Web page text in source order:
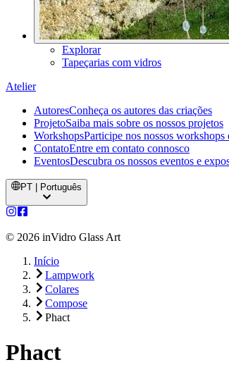
Explorar
Tapeçarias com vidros
Atelier
AutoresConheça os autores das criações
ProjetoSaiba mais sobre os nossos projetos
WorkshopsParticipe nos nossos workshops
ContatoEntre em contato connosco
EventosDescubra os nossos eventos e
PT | Português
© 2026 inVidro Glass Art
Início
Lampwork
Colares
Compose
Phact
Phact